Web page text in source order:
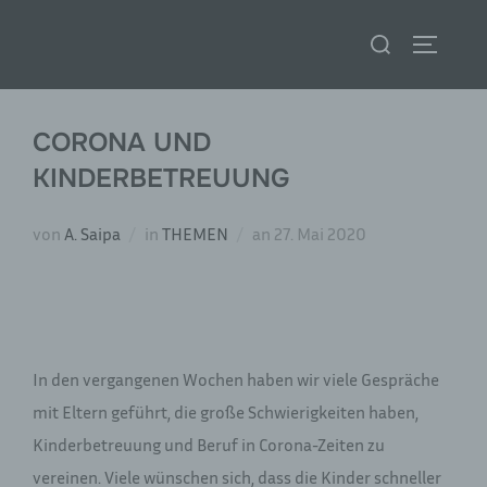
Suchen
CORONA UND
KINDERBETREUUNG
von A. Saipa in THEMEN an Veröffentlicht
27. Mai 2020
In den vergangenen Wochen haben wir viele Gespräche
mit Eltern geführt, die große Schwierigkeiten haben,
Kinderbetreuung und Beruf in Corona-Zeiten zu
vereinen. Viele wünschen sich, dass die Kinder schneller